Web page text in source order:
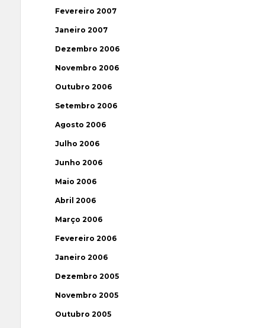
Fevereiro 2007
Janeiro 2007
Dezembro 2006
Novembro 2006
Outubro 2006
Setembro 2006
Agosto 2006
Julho 2006
Junho 2006
Maio 2006
Abril 2006
Março 2006
Fevereiro 2006
Janeiro 2006
Dezembro 2005
Novembro 2005
Outubro 2005